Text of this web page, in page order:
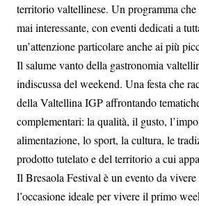
territorio valtellinese. Un programma
mai interessante, con eventi dedicati a
un’attenzione particolare anche ai più
Il salume vanto della gastronomia
indiscussa del weekend. Una festa che
della Valtellina IGP affrontando
complementari: la qualità, il gusto,
alimentazione, lo sport, la cultura, le
prodotto tutelato e del territorio a cui
Il Bresaola Festival è un evento da
l’occasione ideale per vivere il primo